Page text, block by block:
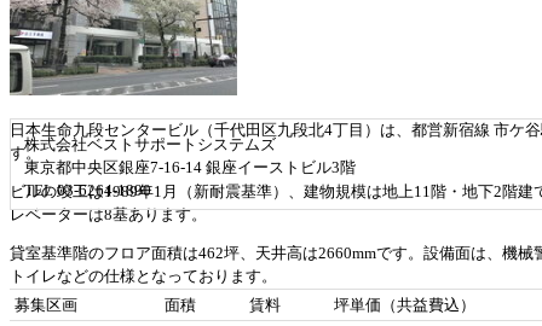
日本生命九段センタービル（千代田区九段北4丁目）は、都営新宿線 市ケ
す。
ビルの竣工は1989年1月（新耐震基準）、建物規模は地上11階・地下2階
レベーターは8基あります。
貸室基準階のフロア面積は462坪、天井高は2660mmです。設備面は、機
トイレなどの仕様となっております。
最新の空室状況や賃料・賃貸条件などにつきましては、お気軽にお問合せ
募集区画 面積 賃料 坪単価（共益費込）
株式会社ベストサポートシステムズ
東京都中央区銀座7-16-14 銀座イーストビル3階
TEL 03-6264-1890